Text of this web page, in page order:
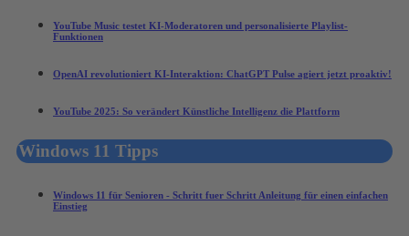
YouTube Music testet KI-Moderatoren und personalisierte Playlist-
Funktionen
OpenAI revolutioniert KI-Interaktion: ChatGPT Pulse agiert jetzt proaktiv!
YouTube 2025: So verändert Künstliche Intelligenz die Plattform
Windows 11 Tipps
Windows 11 für Senioren - Schritt fuer Schritt Anleitung für einen einfachen
Einstieg